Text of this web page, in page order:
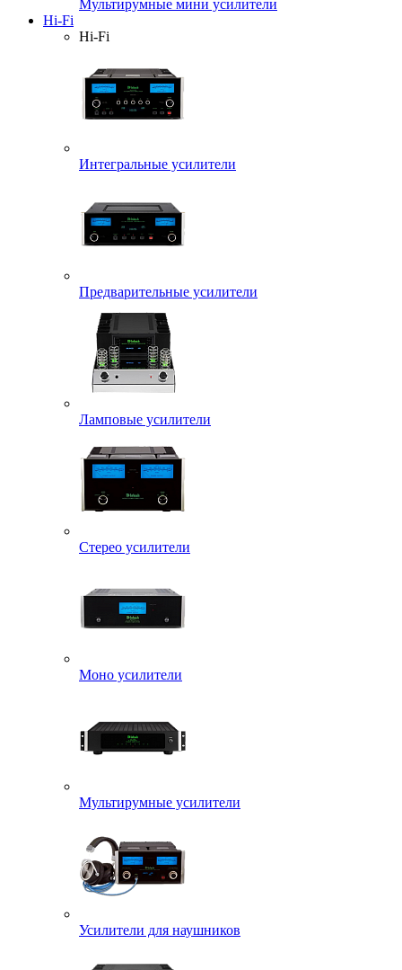
Мультирумные мини усилители
Hi-Fi
Hi-Fi
Интегральные усилители
Предварительные усилители
Ламповые усилители
Стерео усилители
Моно усилители
Мультирумные усилители
Усилители для наушников